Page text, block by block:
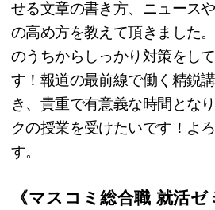
せる文章の書き方、ニュース
の高め方を教えて頂きました
のうちからしっかり対策をし
す！報道の最前線で働く精鋭
き、貴重で有意義な時間とな
クの授業を受けたいです！よ
す。
《マスコミ総合職 就活